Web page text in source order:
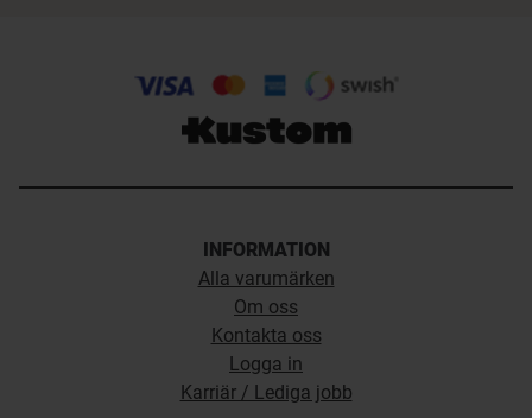
INFORMATION
Alla varumärken
Om oss
Kontakta oss
Logga in
Karriär / Lediga jobb